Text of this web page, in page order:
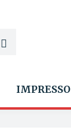
IMPRESSO